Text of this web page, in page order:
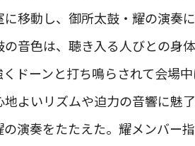
移動し、御所太鼓・耀の演奏
音色は、聴き入る人びとの身
ドーンと打ち鳴らされて会場
よいリズムや迫力の音響に魅
演奏をたたえた。耀メンバー